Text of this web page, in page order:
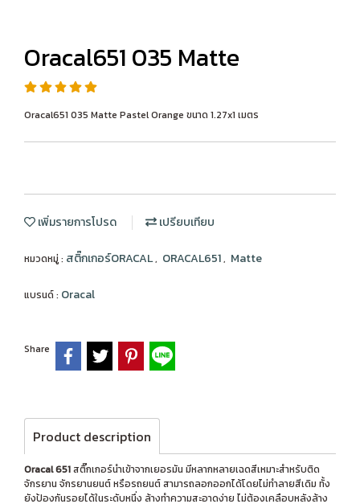
Oracal651 035 Matte
Oracal651 035 Matte Pastel Orange ขนาด 1.27x1 เมตร
เพิ่มรายการโปรด เปรียบเทียบ
หมวดหมู่ : สติ๊กเกอร์ORACAL, ORACAL651, Matte
แบรนด์ : Oracal
Share
Product description
Oracal 651สติ๊กเกอร์นำเข้าจากเยอรมัน มีหลากหลายเฉดสีเหมาะสำหรับติด
จักรยาน จักรยานยนต์ หรือรถยนต์ สามารถลอกออกได้โดยไม่ทำลายสีเดิม ทั้ง
ยังป้องกันรอยได้ในระดับหนึ่ง ล้างทำความสะอาดง่าย ไม่ต้องเคลือบหลังล้าง